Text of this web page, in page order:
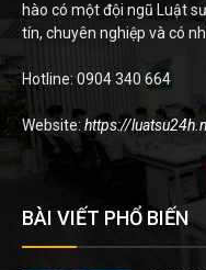
hào có một đội ngũ Luật
tín, chuyên nghiệp và có
Hotline: 0904 340 664
Website: https://
BÀI VIẾT PHỔ BIẾN